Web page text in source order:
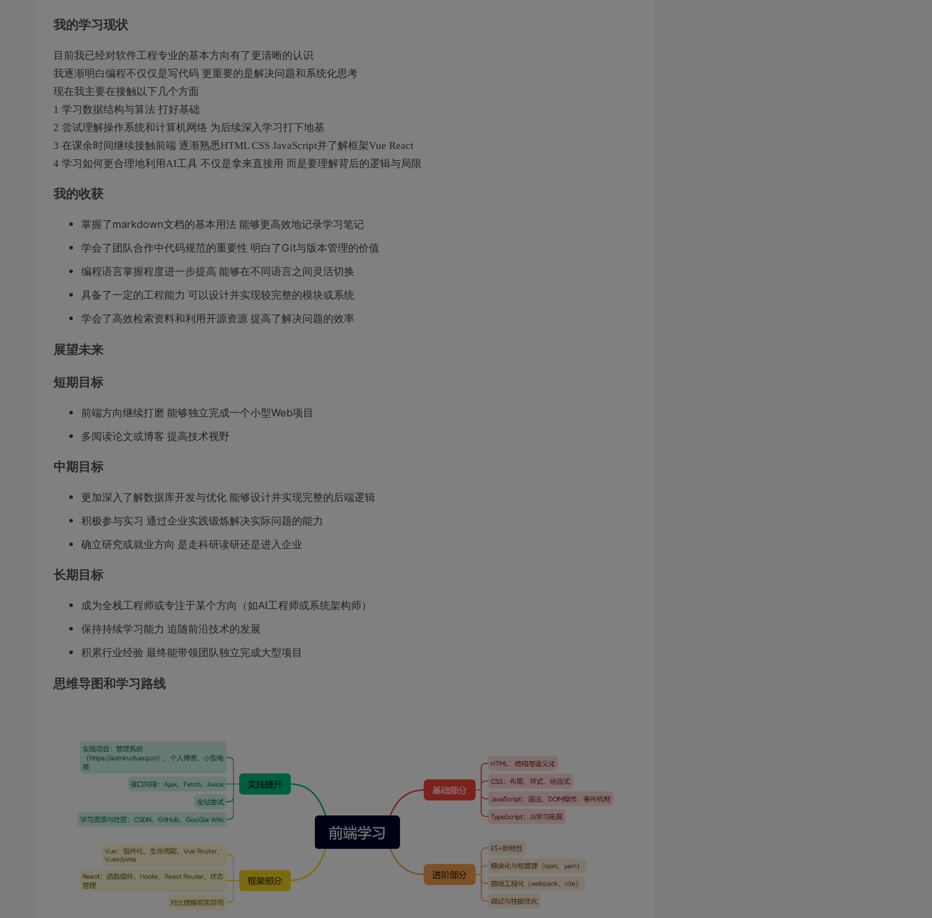
我的学习现状
目前我已经对软件工程专业的基本方向有了更清晰的认识
我逐渐明白编程不仅仅是写代码 更重要的是解决问题和系统化思考
现在我主要在接触以下几个方面
1 学习数据结构与算法 打好基础
2 尝试理解操作系统和计算机网络 为后续深入学习打下地基
3 在课余时间继续接触前端 逐渐熟悉HTML CSS JavaScript并了解框架Vue React
4 学习如何更合理地利用AI工具 不仅是拿来直接用 而是要理解背后的逻辑与局限
我的收获
掌握了markdown文档的基本用法 能够更高效地记录学习笔记
学会了团队合作中代码规范的重要性 明白了Git与版本管理的价值
编程语言掌握程度进一步提高 能够在不同语言之间灵活切换
具备了一定的工程能力 可以设计并实现较完整的模块或系统
学会了高效检索资料和利用开源资源 提高了解决问题的效率
展望未来
短期目标
前端方向继续打磨 能够独立完成一个小型Web项目
多阅读论文或博客 提高技术视野
中期目标
更加深入了解数据库开发与优化 能够设计并实现完整的后端逻辑
积极参与实习 通过企业实践锻炼解决实际问题的能力
确立研究或就业方向 是走科研读研还是进入企业
长期目标
成为全栈工程师或专注于某个方向（如AI工程师或系统架构师）
保持持续学习能力 追随前沿技术的发展
积累行业经验 最终能带领团队独立完成大型项目
思维导图和学习路线